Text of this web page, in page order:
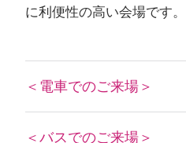
に利便性の高い会場です。
＜電車でのご来場＞
＜バスでのご来場＞